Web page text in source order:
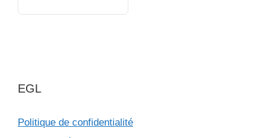
EGL
Politique de confidentialité